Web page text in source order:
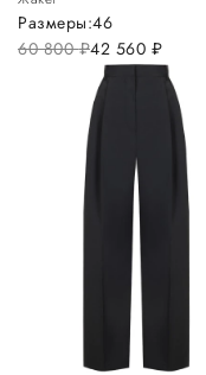
60 800руб.42 560 руб.
Размеры:46